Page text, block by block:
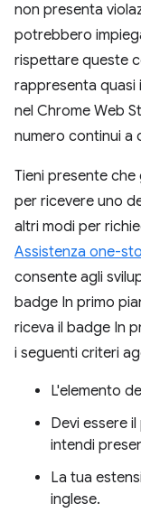
non presenta
potrebbero
rispettare queste
rappresenta quasi
nel Chrome Web
numero continui a
Tieni presente
per ricevere uno
altri modi per
Assistenza one-
consente agli
badge In primo
riceva il badge In
i seguenti criteri
L'elemento
Devi essere
intendi
La tua
inglese.